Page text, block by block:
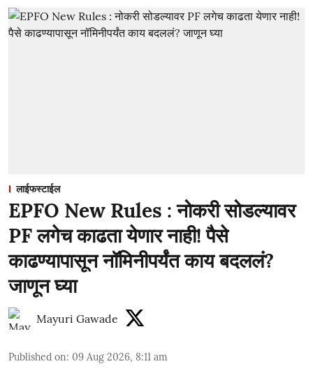
लाईफस्टाईल
EPFO New Rules : नोकरी सोडल्यावर
PF लगेच काढता येणार नाही! पैसे
काढण्यापासून नॉमिनीपर्यंत काय बदललं?
जाणून घ्या
Mayuri Gawade
Published on: 09 Aug 2026, 8:11 am